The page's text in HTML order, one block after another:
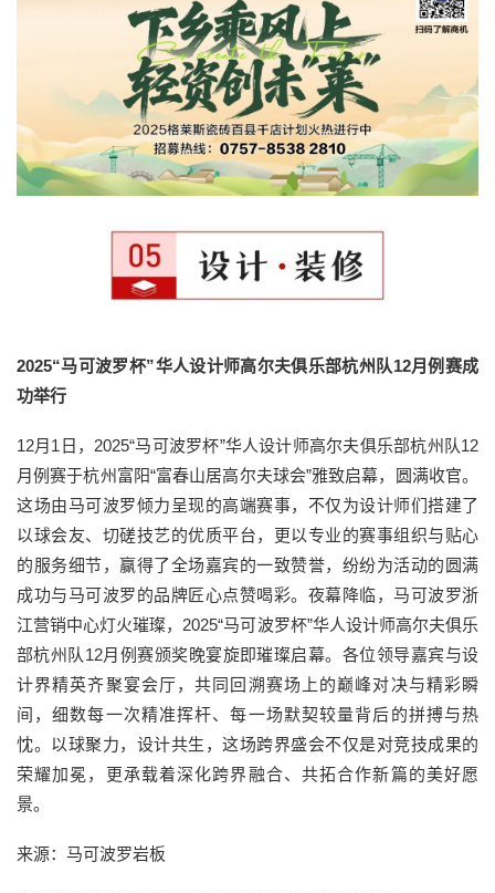
2025“马可波罗杯”华人设计师高尔夫俱乐部杭州队12月例赛成
功举行
12月1日，2025“马可波罗杯”华人设计师高尔夫俱乐部杭州队12
月例赛于杭州富阳“富春山居高尔夫球会”雅致启幕，圆满收官。
这场由马可波罗倾力呈现的高端赛事，不仅为设计师们搭建了
以球会友、切磋技艺的优质平台，更以专业的赛事组织与贴心
的服务细节，赢得了全场嘉宾的一致赞誉，纷纷为活动的圆满
成功与马可波罗的品牌匠心点赞喝彩。夜幕降临，马可波罗浙
江营销中心灯火璀璨，2025“马可波罗杯”华人设计师高尔夫俱乐
部杭州队12月例赛颁奖晚宴旋即璀璨启幕。各位领导嘉宾与设
计界精英齐聚宴会厅，共同回溯赛场上的巅峰对决与精彩瞬
间，细数每一次精准挥杆、每一场默契较量背后的拼搏与热
忱。以球聚力，设计共生，这场跨界盛会不仅是对竞技成果的
荣耀加冕，更承载着深化跨界融合、共拓合作新篇的美好愿
景。
来源：马可波罗岩板